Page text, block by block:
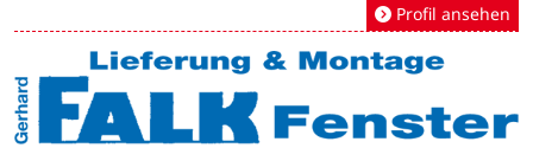
Profil ansehen